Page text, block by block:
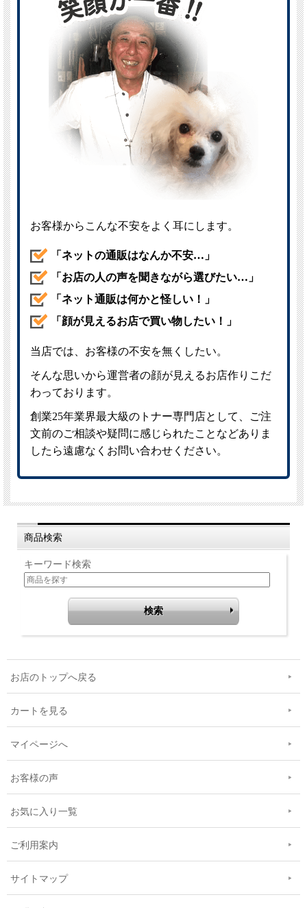
商品検索
キーワード検索
お店のトップへ戻る
カートを見る
マイページへ
お客様の声
お気に入り一覧
ご利用案内
サイトマップ